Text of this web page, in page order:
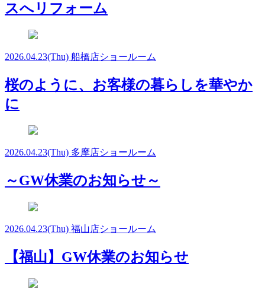
スへリフォーム
2026.04.23(Thu) 船橋店ショールーム
桜のように、お客様の暮らしを華やか
に
2026.04.23(Thu) 多摩店ショールーム
～GW休業のお知らせ～
2026.04.23(Thu) 福山店ショールーム
【福山】GW休業のお知らせ